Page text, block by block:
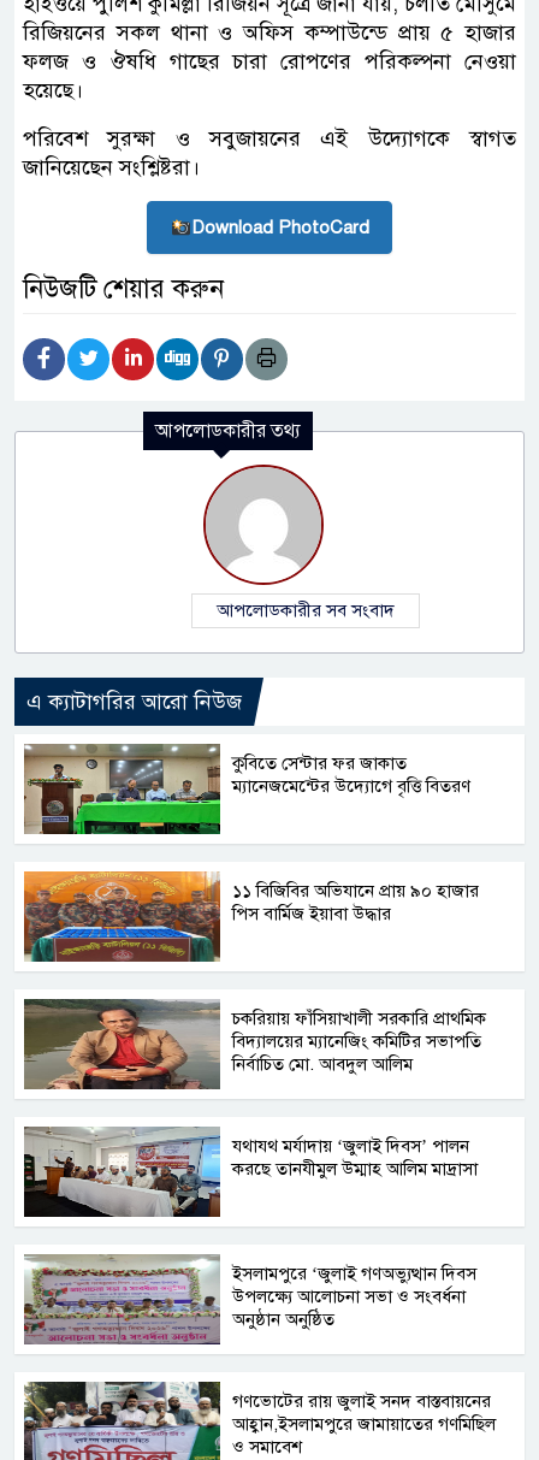
রিজিয়নের সকল থানা ও অফিস কম্পাউন্ডে প্রায় ৫ হাজার
ফলজ ও ঔষধি গাছের চারা রোপণের পরিকল্পনা নেওয়া
হয়েছে।
পরিবেশ সুরক্ষা ও সবুজায়নের এই উদ্যোগকে স্বাগত
জানিয়েছেন সংশ্লিষ্টরা।
Download PhotoCard
নিউজটি শেয়ার করুন
আপলোডকারীর তথ্য
আপলোডকারীর সব সংবাদ
এ ক্যাটাগরির আরো নিউজ
কুবিতে সেন্টার ফর জাকাত
ম্যানেজমেন্টের উদ্যোগে বৃত্তি বিতরণ
১১ বিজিবির অভিযানে প্রায় ৯০ হাজার
পিস বার্মিজ ইয়াবা উদ্ধার
চকরিয়ায় ফাঁসিয়াখালী সরকারি প্রাথমিক
বিদ্যালয়ের ম্যানেজিং কমিটির সভাপতি
নির্বাচিত মো. আবদুল আলিম
যথাযথ মর্যাদায় ‘জুলাই দিবস’ পালন
করছে তানযীমুল উম্মাহ আলিম মাদ্রাসা
ইসলামপুরে ‘জুলাই গণঅভ্যুত্থান দিবস
উপলক্ষ্যে আলোচনা সভা ও সংবর্ধনা
অনুষ্ঠান অনুষ্ঠিত
গণভোটের রায় জুলাই সনদ বাস্তবায়নের
আহ্বান,ইসলামপুরে জামায়াতের গণমিছিল
ও সমাবেশ